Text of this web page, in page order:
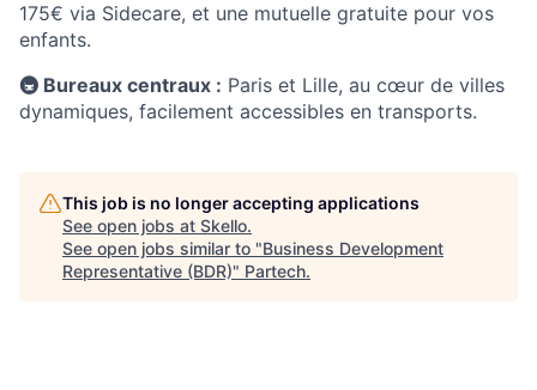
175€ via Sidecare, et une mutuelle gratuite pour vos
enfants.
🚇 Bureaux centraux : Paris et Lille, au cœur de villes
dynamiques, facilement accessibles en transports.
This job is no longer accepting applications
See open jobs at Skello.
See open jobs similar to "Business Development
Representative (BDR)" Partech.